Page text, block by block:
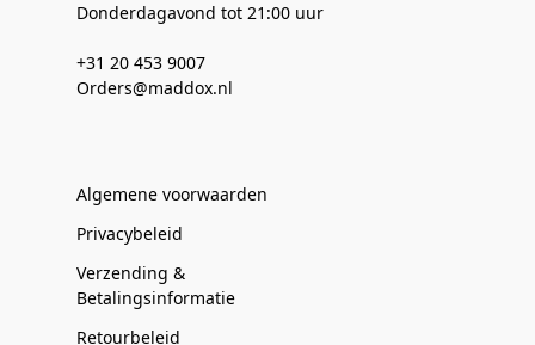
Donderdagavond tot 21:00 uur
+31 20 453 9007
Orders@maddox.nl
Algemene voorwaarden
Privacybeleid
Verzending &
Betalingsinformatie
Retourbeleid